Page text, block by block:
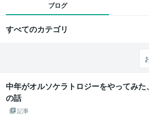
ブログ
すべてのカテゴリ
中年がオルソケラトロジーをやってみた、
の話
記事